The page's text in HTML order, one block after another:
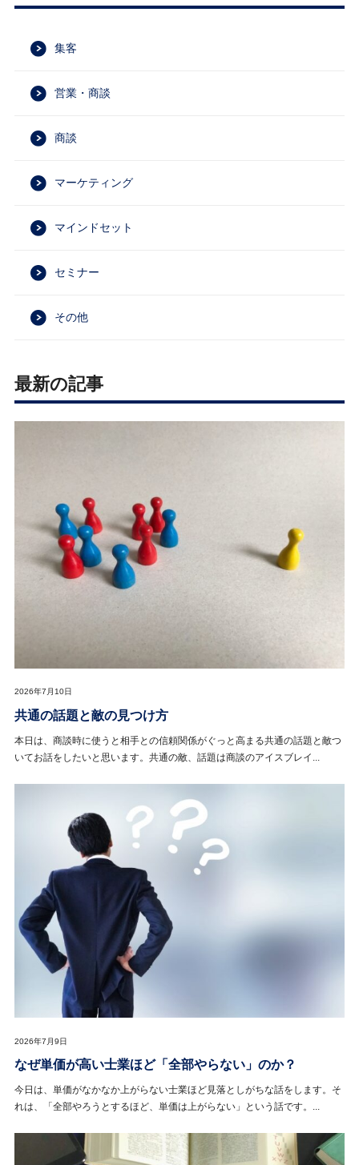
集客
営業・商談
商談
マーケティング
マインドセット
セミナー
その他
最新の記事
2026年7月10日
共通の話題と敵の見つけ方
本日は、商談時に使うと相手との信頼関係がぐっと高まる共通の話題と敵つ
いてお話をしたいと思います。共通の敵、話題は商談のアイスブレイ...
2026年7月9日
なぜ単価が高い士業ほど「全部やらない」のか？
今日は、単価がなかなか上がらない士業ほど見落としがちな話をします。そ
れは、「全部やろうとするほど、単価は上がらない」という話です。...